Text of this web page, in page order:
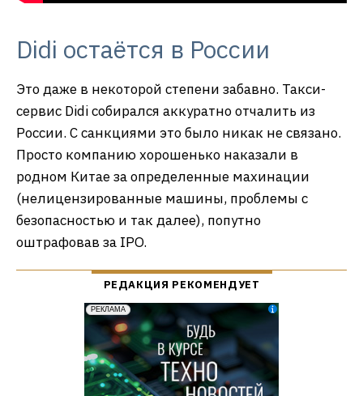
Didi остаётся в России
Это даже в некоторой степени забавно. Такси-
сервис Didi собирался аккуратно отчалить из
России. С санкциями это было никак не связано.
Просто компанию хорошенько наказали в
родном Китае за определенные махинации
(нелицензированные машины, проблемы с
безопасностью и так далее), попутно
оштрафовав за IPO.